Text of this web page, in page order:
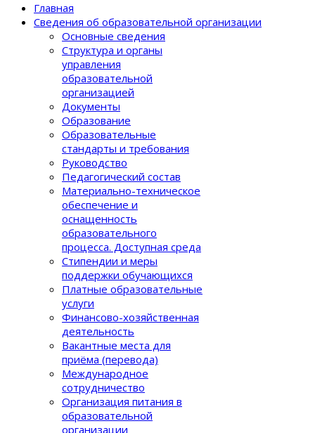
Главная
Сведения об образовательной организации
Основные сведения
Структура и органы
управления
образовательной
организацией
Документы
Образование
Образовательные
стандарты и требования
Руководство
Педагогический состав
Материально-техническое
обеспечение и
оснащенность
образовательного
процеcса. Доступная среда
Стипендии и меры
поддержки обучающихся
Платные образовательные
услуги
Финансово-хозяйственная
деятельность
Вакантные места для
приёма (перевода)
Международное
сотрудничество
Организация питания в
образовательной
организации